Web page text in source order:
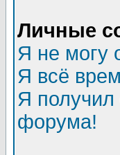
Личные
Я не могу
Я всё
Я получил
форума!